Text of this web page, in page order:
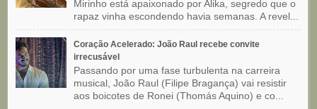
Mirinho está apaixonado por Alika, segredo que o
rapaz vinha escondendo havia semanas. A revel...
Coração Acelerado: João Raul recebe convite
irrecusável
Passando por uma fase turbulenta na carreira
musical, João Raul (Filipe Bragança) vai resistir
aos boicotes de Ronei (Thomás Aquino) e co...